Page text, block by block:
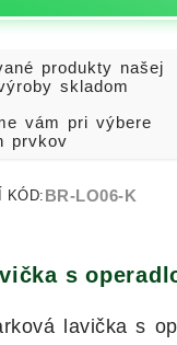
produkty našej
skladom
vám pri výbere
prvkov
KÓD: BR-LO06-K
s
lavička s